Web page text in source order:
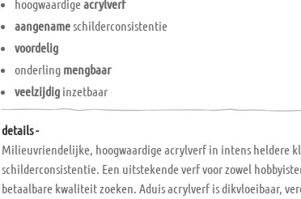
hoogwaardigeacrylverf
aangenameschilderconsistentie
voordelig
onderling mengbaar
veelzijdig inzetbaar
details -
Milieuvriendelijke, hoogwaardige acrylverf in intens heldere
schilderconsistentie. Een uitstekende verf voor zowel
betaalbare kwaliteit zoeken. Aduis acrylverf is dikvloeibaar,